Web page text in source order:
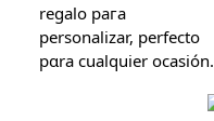
regalo paгa
personalizar, perfecto
pɑra ϲualquier ocasión.